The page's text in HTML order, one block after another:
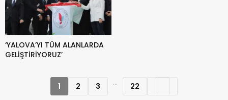
‘YALOVA’YI TÜM ALANLARDA
GELİŞTİRİYORUZ’
1 2 3 ... 22